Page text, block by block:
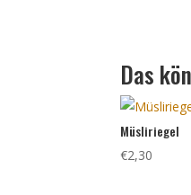
Das
Müsliriegel
€2,30